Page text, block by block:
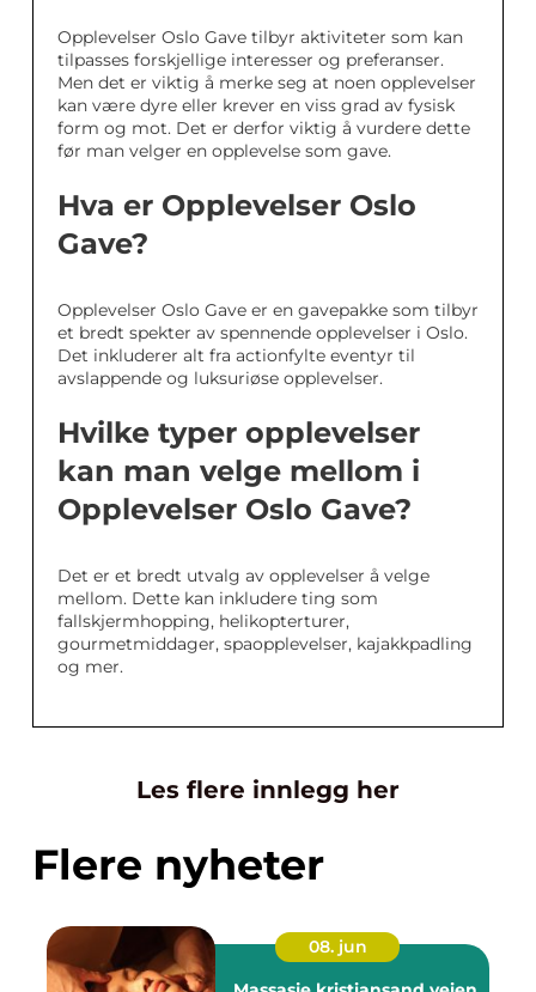
Opplevelser Oslo Gave tilbyr aktiviteter som kan
tilpasses forskjellige interesser og preferanser.
Men det er viktig å merke seg at noen opplevelser
kan være dyre eller krever en viss grad av fysisk
form og mot. Det er derfor viktig å vurdere dette
før man velger en opplevelse som gave.
Hva er Opplevelser Oslo
Gave?
Opplevelser Oslo Gave er en gavepakke som tilbyr
et bredt spekter av spennende opplevelser i Oslo.
Det inkluderer alt fra actionfylte eventyr til
avslappende og luksuriøse opplevelser.
Hvilke typer opplevelser
kan man velge mellom i
Opplevelser Oslo Gave?
Det er et bredt utvalg av opplevelser å velge
mellom. Dette kan inkludere ting som
fallskjermhopping, helikopterturer,
gourmetmiddager, spaopplevelser, kajakkpadling
og mer.
Les flere innlegg her
Flere nyheter
08. jun